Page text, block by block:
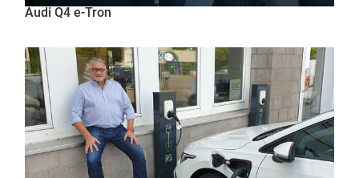
Audi Q4 e-Tron